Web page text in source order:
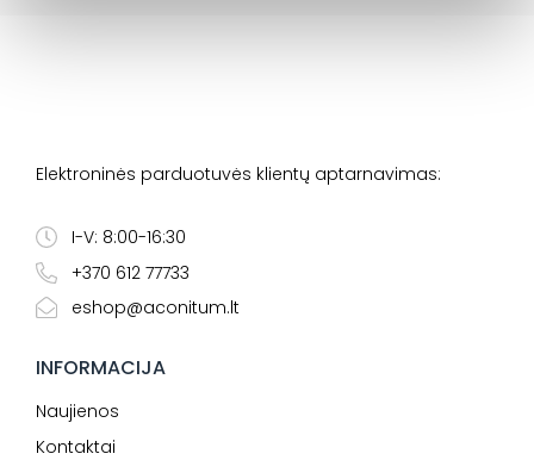
Elektroninės parduotuvės klientų aptarnavimas:
I-V: 8:00-16:30
+370 612 77733
eshop@aconitum.lt
INFORMACIJA
Naujienos
Kontaktai